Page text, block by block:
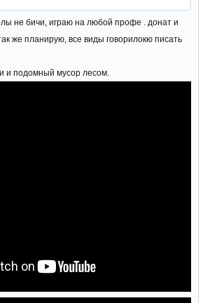
не бичи, играю на любой профе . донат и
же планирую, все виды говорилокю писать
и подомный мусор лесом.